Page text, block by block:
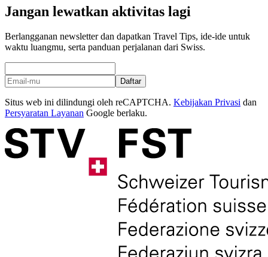
Jangan lewatkan aktivitas lagi
Berlangganan newsletter dan dapatkan Travel Tips, ide-ide untuk
waktu luangmu, serta panduan perjalanan dari Swiss.
Daftar
Situs web ini dilindungi oleh reCAPTCHA. Kebijakan Privasi dan
Persyaratan Layanan Google berlaku.